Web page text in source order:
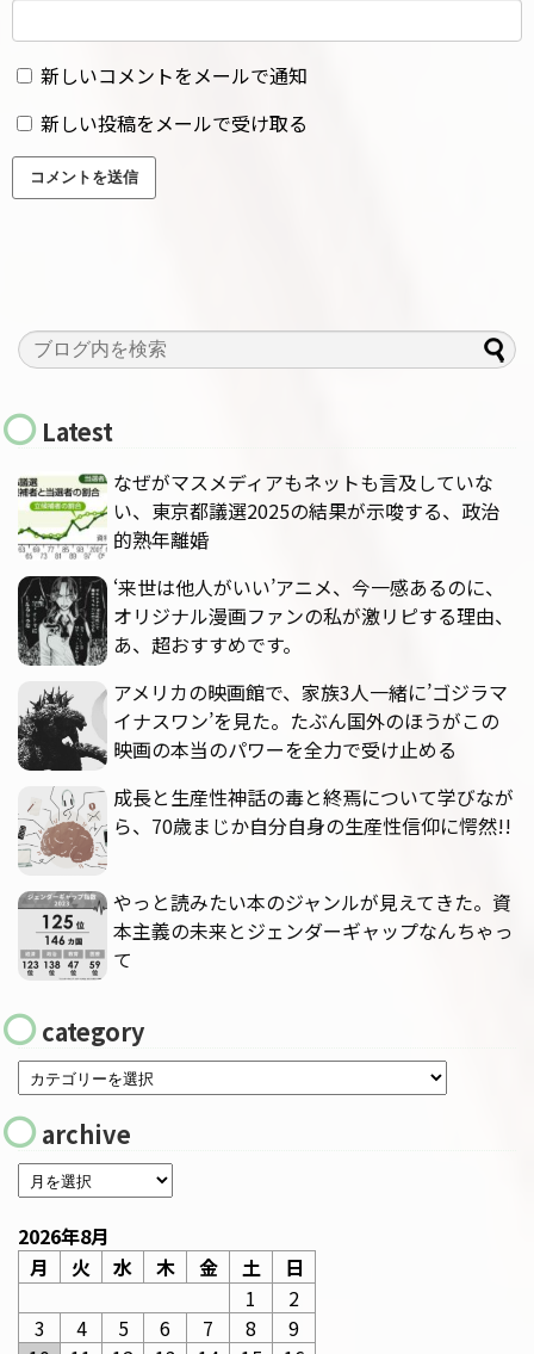
新しいコメントをメールで通知
新しい投稿をメールで受け取る
Latest
なぜがマスメディアもネットも言及していな
い、東京都議選2025の結果が示唆する、政治
的熟年離婚
‘来世は他人がいい’アニメ、今一感あるのに、
オリジナル漫画ファンの私が激リピする理由、
あ、超おすすめです。
アメリカの映画館で、家族3人一緒に’ゴジラマ
イナスワン’を見た。たぶん国外のほうがこの
映画の本当のパワーを全力で受け止める
成長と生産性神話の毒と終焉について学びなが
ら、70歳まじか自分自身の生産性信仰に愕然!!
やっと読みたい本のジャンルが見えてきた。資
本主義の未来とジェンダーギャップなんちゃっ
て
category
archive
2026年8月
月
火 水 木 金 土
日
1
2
3
4 5 6 7 8
9